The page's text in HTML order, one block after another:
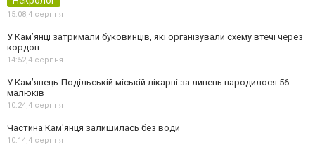
15:08,4 серпня
У Кам’янці затримали буковинців, які організували схему втечі через
кордон
14:52,4 серпня
У Кам’янець-Подільській міській лікарні за липень народилося 56
малюків
10:24,4 серпня
Частина Кам'янця залишилась без води
10:14,4 серпня